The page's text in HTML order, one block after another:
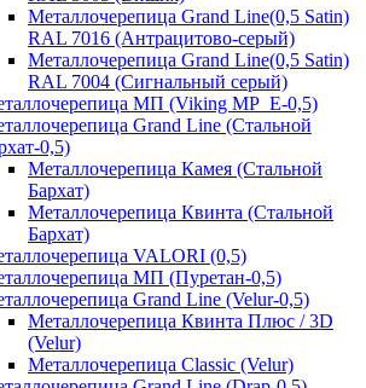
Металлочерепица Grand Line(0,5 Satin)
RAL 7016 (Антрацитово-серый)
Металлочерепица Grand Line(0,5 Satin)
RAL 7004 (Сигнальный серый)
МП (Viking MP_E-0,5)
Grand Line (Стальной
0,5)
Металлочерепица Камея (Стальной
Бархат)
Металлочерепица Квинта (Стальной
Бархат)
VALORI (0,5)
МП (Пуретан-0,5)
Grand Line (Velur-0,5)
Металлочерепица Квинта Плюс / 3D
(Velur)
Металлочерепица Classic (Velur)